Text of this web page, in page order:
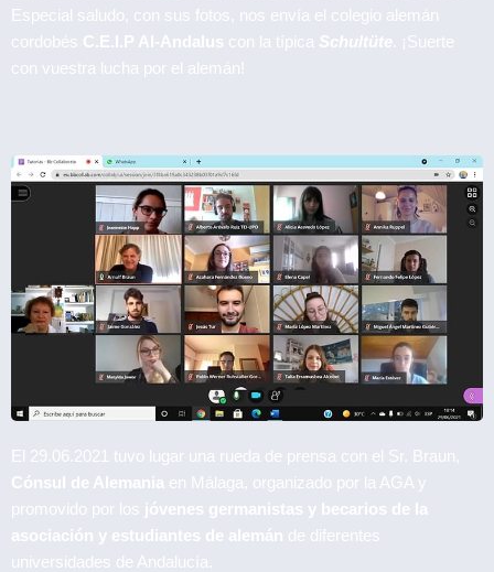
Especial saludo, con sus fotos, nos envía el colegio alemán
cordobés C.E.I.P Al-Andalus con la típica Schultüte . ¡Suerte
con vuestra lucha por el alemán!
El 29.06.2021 tuvo lugar una rueda de prensa con el Sr. Braun,
Cónsul de Alemania en Málaga, organizado por la AGA y
promovido por los jóvenes germanistas y becarios de la
asociación y estudiantes de alemán de diferentes
universidades de Andalucía.